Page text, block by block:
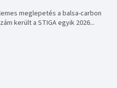
meglepetés a balsa-carbon
került a STIGA egyik 2026...